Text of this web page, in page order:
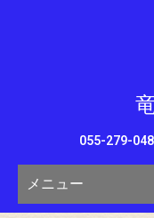
055-279-
メニュー